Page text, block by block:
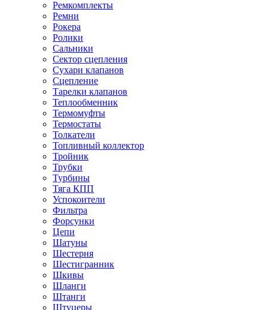
Ремкомплекты
Ремни
Рокера
Ролики
Сальники
Сектор сцепления
Сухари клапанов
Сцепление
Тарелки клапанов
Теплообменник
Термомуфты
Термостаты
Толкатели
Топливный коллектор
Тройник
Трубки
Турбины
Тяга КПП
Успокоители
Фильтра
Форсунки
Цепи
Шатуны
Шестерня
Шестигранник
Шкивы
Шланги
Штанги
Штуцеры